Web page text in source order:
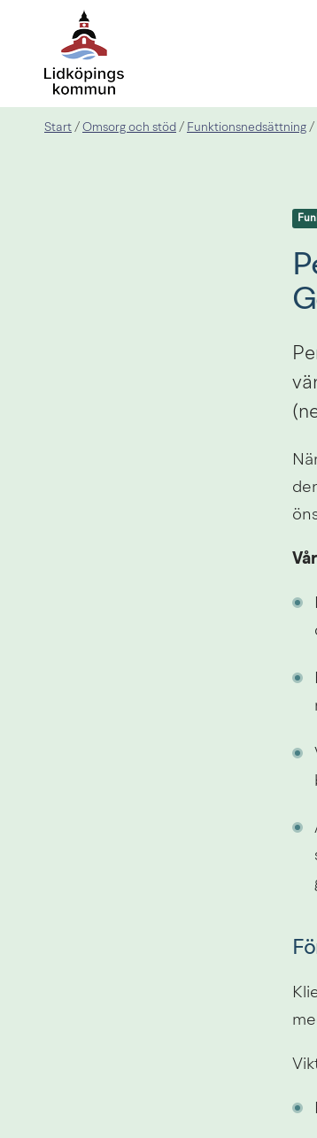
Start / Omsorg och stöd / Funktionsnedsättning /